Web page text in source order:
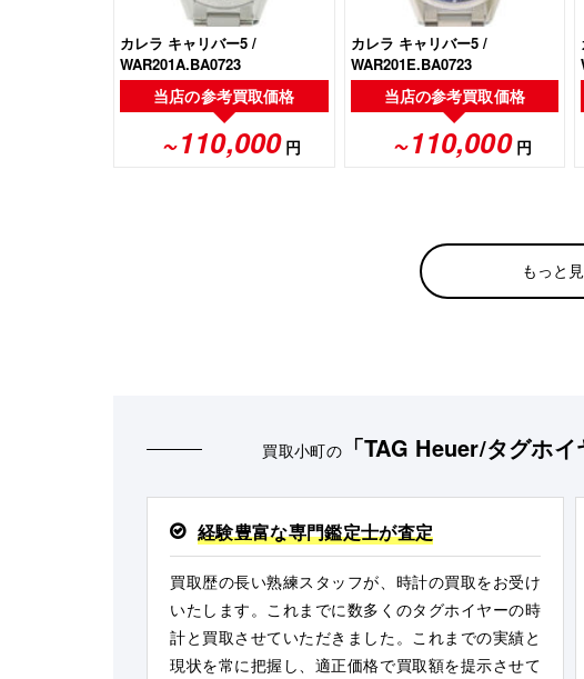
カレラ キャリバー5 /
WAR201A.BA0723
当店の参考買取価格
~110,000円
カレラ キャリバー5 /
WAR201E.BA0723
当店の参考買取価格
~110,000円
もっと
買取小町の「TAG Heuer/タグホイ
経験豊富な専門鑑定士が査定
買取歴の長い熟練スタッフが、時計の買取をお受け
いたします。これまでに数多くのタグホイヤーの時
計と買取させていただきました。これまでの実績と
現状を常に把握し、適正価格で買取額を提示させて